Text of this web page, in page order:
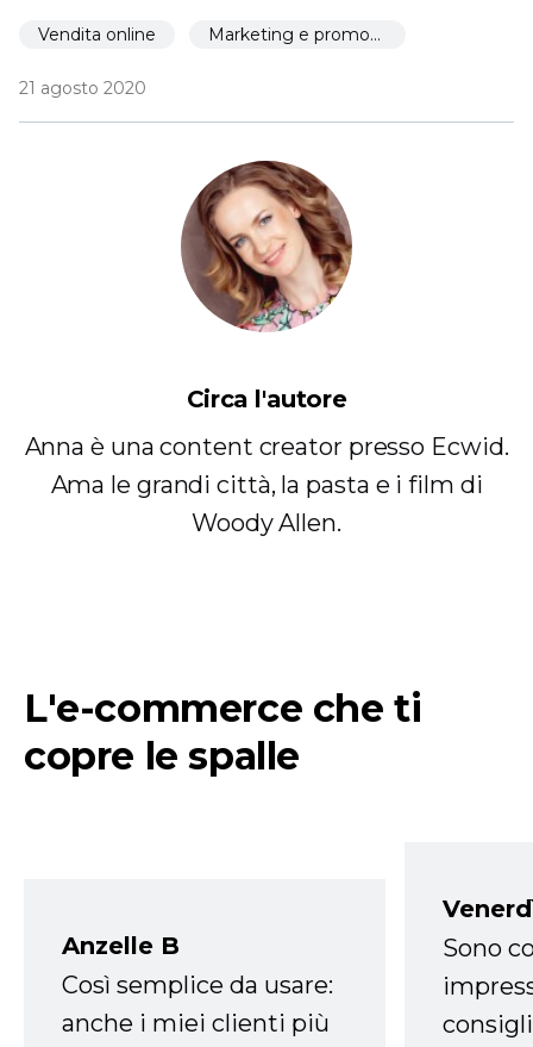
Vendita online Marketing e promozione
21 agosto 2020
Circa l'autore
Anna è una content creator presso Ecwid.
Ama le grandi città, la pasta e i film di
Woody Allen.
L'e-commerce che ti
copre le spalle
Anzelle B
Così semplice da usare:
anche i miei clienti più
Sono